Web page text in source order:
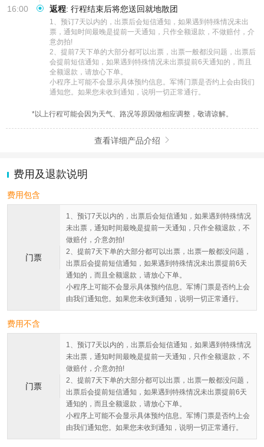
16:00 返程: 行程结束后将您送回就地散团
1、预订7天以内的，出票后会短信通知，如果遇到特殊情况未出
票，通知时间最晚是提前一天通知，只作全额退款，不做赔付，介
意勿拍!
2、提前7天下单的大部分都可以出票，出票一般都没问题，出票后
会提前短信通知，如果遇到特殊情况未出票提前6天通知的，而且
全额退款，请放心下单。
小程序上可能不会显示具体预约信息。军博门票是否约上会由我们
通知您。如果您未收到通知，说明一切正常通行。
*以上行程可能会因为天气、路况等原因做相应调整，敬请谅解。
查看详细产品介绍 
费用及退款说明
费用包含
门票
1、预订7天以内的，出票后会短信通知，如果遇到特殊情况
未出票，通知时间最晚是提前一天通知，只作全额退款，不
做赔付，介意勿拍!
2、提前7天下单的大部分都可以出票，出票一般都没问题，
出票后会提前短信通知，如果遇到特殊情况未出票提前6天
通知的，而且全额退款，请放心下单。
小程序上可能不会显示具体预约信息。军博门票是否约上会
由我们通知您。如果您未收到通知，说明一切正常通行。
费用不含
门票
1、预订7天以内的，出票后会短信通知，如果遇到特殊情况
未出票，通知时间最晚是提前一天通知，只作全额退款，不
做赔付，介意勿拍!
2、提前7天下单的大部分都可以出票，出票一般都没问题，
出票后会提前短信通知，如果遇到特殊情况未出票提前6天
通知的，而且全额退款，请放心下单。
小程序上可能不会显示具体预约信息。军博门票是否约上会
由我们通知您。如果您未收到通知，说明一切正常通行。